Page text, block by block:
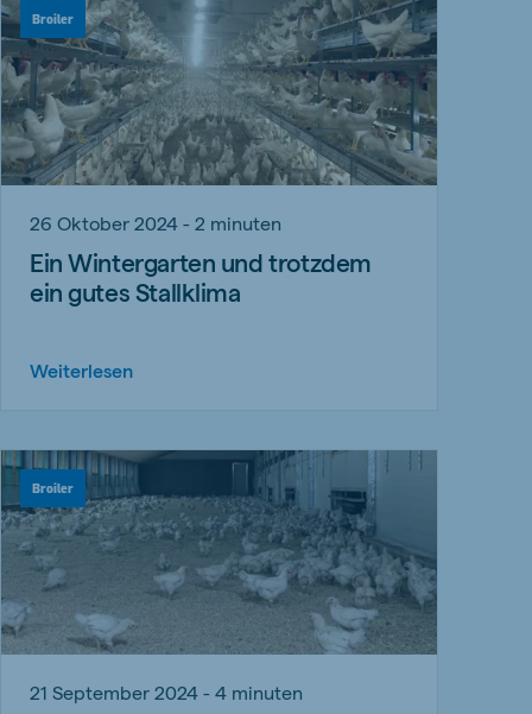
Broiler
26 Oktober 2024 - 2 minuten
Ein Wintergarten und trotzdem
ein gutes Stallklima
Weiterlesen
Broiler
21 September 2024 - 4 minuten